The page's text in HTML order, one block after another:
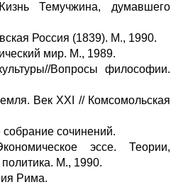
Темучжина, думавшего
Россия (1839). М., 1990.
мир. М., 1989.
Вопросы философии.
Век XXI // Комсомольская
сочинений.
эссе. Теории,
М., 1990.
Рима.